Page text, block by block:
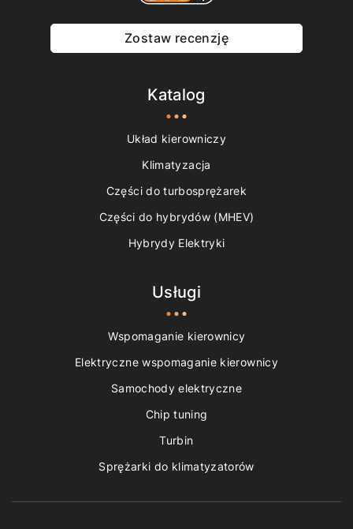
Zostaw recenzję
Katalog
Układ kierowniczy
Klimatyzacja
Części do turbosprężarek
Części do hybrydów (MHEV)
Hybrydy Elektryki
Usługi
Wspomaganie kierownicy
Elektryczne wspomaganie kierownicy
Samochody elektryczne
Chip tuning
Turbin
Sprężarki do klimatyzatorów